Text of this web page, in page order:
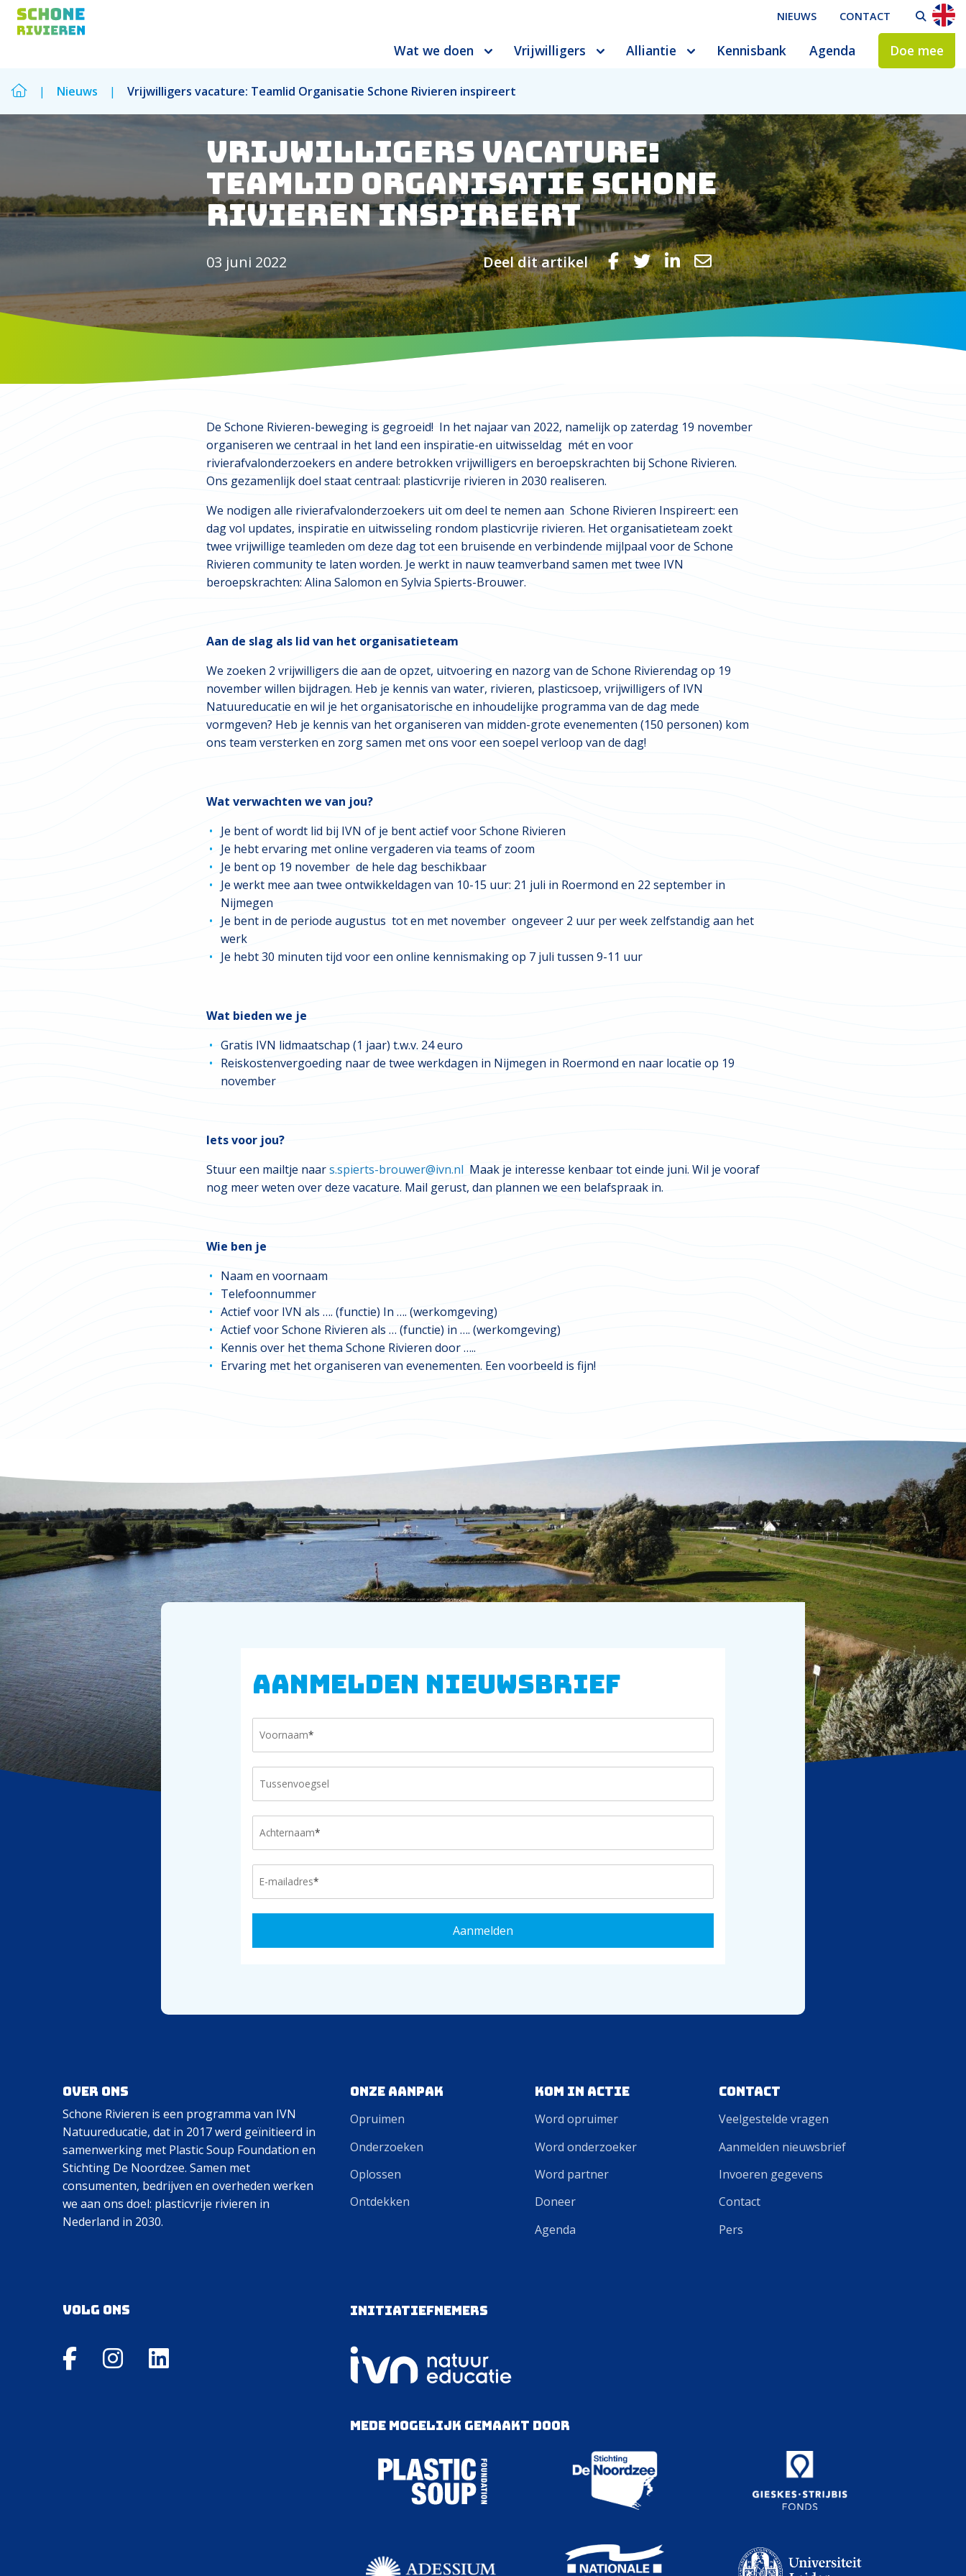
NIEUWS CONTACT
Wat we doen Vrijwilligers Alliantie Kennisbank Agenda Doe mee
| Nieuws | Vrijwilligers vacature: Teamlid Organisatie Schone Rivieren inspireert
Vrijwilligers vacature:
Teamlid Organisatie Schone
Rivieren inspireert
03 juni 2022 Deel dit artikel
De Schone Rivieren-beweging is gegroeid! In het najaar van 2022, namelijk op zaterdag 19 november
organiseren we centraal in het land een inspiratie-en uitwisseldag mét en voor
rivierafvalonderzoekers en andere betrokken vrijwilligers en beroepskrachten bij Schone Rivieren.
Ons gezamenlijk doel staat centraal: plasticvrije rivieren in 2030 realiseren.
We nodigen alle rivierafvalonderzoekers uit om deel te nemen aan Schone Rivieren Inspireert: een
dag vol updates, inspiratie en uitwisseling rondom plasticvrije rivieren. Het organisatieteam zoekt
twee vrijwillige teamleden om deze dag tot een bruisende en verbindende mijlpaal voor de Schone
Rivieren community te laten worden. Je werkt in nauw teamverband samen met twee IVN
beroepskrachten: Alina Salomon en Sylvia Spierts-Brouwer.
Aan de slag als lid van het organisatieteam
We zoeken 2 vrijwilligers die aan de opzet, uitvoering en nazorg van de Schone Rivierendag op 19
november willen bijdragen. Heb je kennis van water, rivieren, plasticsoep, vrijwilligers of IVN
Natuureducatie en wil je het organisatorische en inhoudelijke programma van de dag mede
vormgeven? Heb je kennis van het organiseren van midden-grote evenementen (150 personen) kom
ons team versterken en zorg samen met ons voor een soepel verloop van de dag!
Wat verwachten we van jou?
Je bent of wordt lid bij IVN of je bent actief voor Schone Rivieren
Je hebt ervaring met online vergaderen via teams of zoom
Je bent op 19 november de hele dag beschikbaar
Je werkt mee aan twee ontwikkeldagen van 10-15 uur: 21 juli in Roermond en 22 september in
Nijmegen
Je bent in de periode augustus tot en met november ongeveer 2 uur per week zelfstandig aan het
werk
Je hebt 30 minuten tijd voor een online kennismaking op 7 juli tussen 9-11 uur
Wat bieden we je
Gratis IVN lidmaatschap (1 jaar) t.w.v. 24 euro
Reiskostenvergoeding naar de twee werkdagen in Nijmegen in Roermond en naar locatie op 19
november
Iets voor jou?
Stuur een mailtje naars.spierts-brouwer@ivn.nl Maak je interesse kenbaar tot einde juni. Wil je vooraf
nog meer weten over deze vacature. Mail gerust, dan plannen we een belafspraak in.
Wie ben je
Naam en voornaam
Telefoonnummer
Actief voor IVN als …. (functie) In …. (werkomgeving)
Actief voor Schone Rivieren als … (functie) in …. (werkomgeving)
Kennis over het thema Schone Rivieren door …..
Ervaring met het organiseren van evenementen. Een voorbeeld is fijn!
Over ons
Schone Rivieren is een programma van IVN
Natuureducatie, dat in 2017 werd geïnitieerd in
samenwerking met Plastic Soup Foundation en
Stichting De Noordzee. Samen met
consumenten, bedrijven en overheden werken
we aan ons doel: plasticvrije rivieren in
Nederland in 2030.
Onze aanpak
Opruimen
Onderzoeken
Oplossen
Ontdekken
Kom in actie
Word opruimer
Word onderzoeker
Word partner
Doneer
Agenda
Contact
Veelgestelde vragen
Aanmelden nieuwsbrief
Invoeren gegevens
Contact
Pers
Volg ons Initiatiefnemers
Mede mogelijk gemaakt door